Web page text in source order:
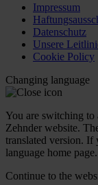
Impressum
Datenschutz
Unsere
Cookie Policy
Changing language
You are switching to
Zehnder website.
translated version. If
language home page.
Continue to the